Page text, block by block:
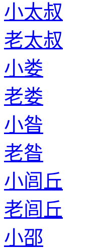
小太叔
老太叔
小娄
老娄
小昝
老昝
小闾丘
老闾丘
小邵